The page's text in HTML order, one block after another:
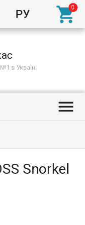
РУ 
в Україні

Snorkel